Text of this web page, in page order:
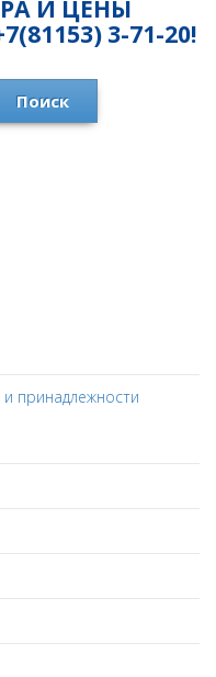
И ЦЕНЫ
3-71-20!
Поиск
принадлежности